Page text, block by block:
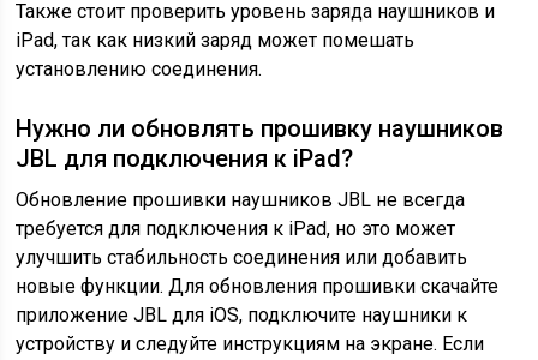
Также стоит проверить уровень заряда наушников и
iPad, так как низкий заряд может помешать
установлению соединения.
Нужно ли обновлять прошивку наушников
JBL для подключения к iPad?
Обновление прошивки наушников JBL не всегда
требуется для подключения к iPad, но это может
улучшить стабильность соединения или добавить
новые функции. Для обновления прошивки скачайте
приложение JBL для iOS, подключите наушники к
устройству и следуйте инструкциям на экране. Если